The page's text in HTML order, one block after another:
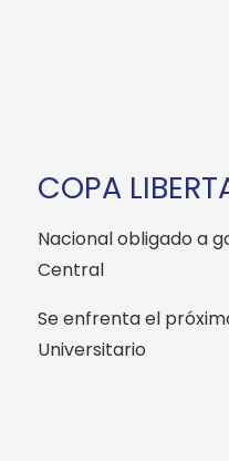
COPA
Nacional obligado a
Central
Se enfrenta el
Universitario